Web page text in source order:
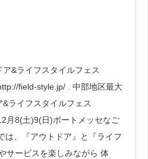
&ライフスタイルフェス
field-style.jp/ . 中部地区最大
ライフスタイルフェス
月8(土)9(日)ポートメッセなご
は、『アウトドア』と『ライフ
サービスを楽しみながら 体